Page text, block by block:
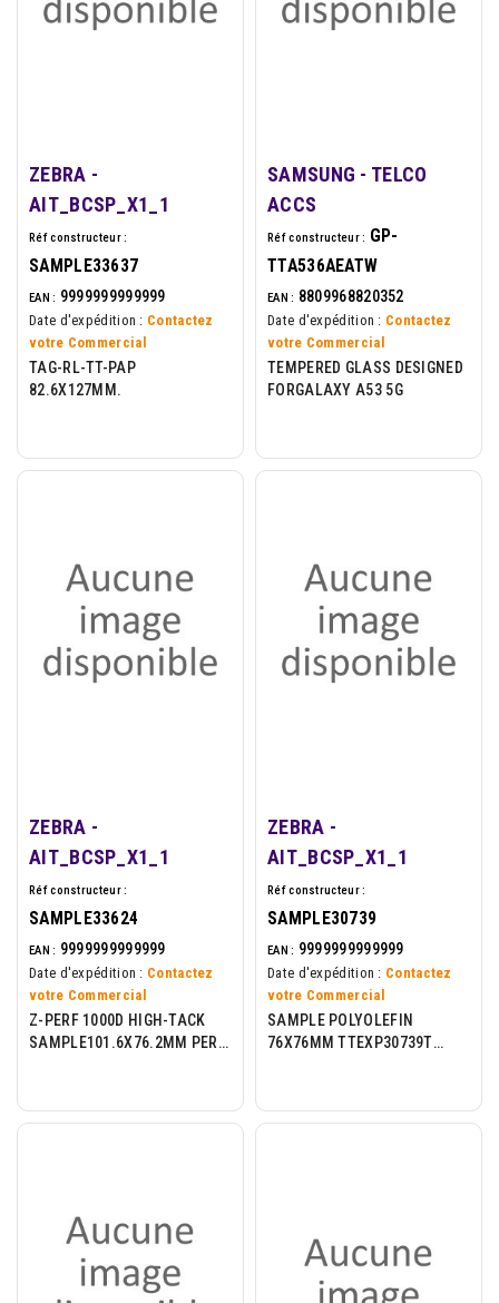
ZEBRA -
AIT_BCSP_X1_1
Réf constructeur :
SAMPLE33637
EAN : 9999999999999
Date d'expédition : Contactez
votre Commercial
TAG-RL-TT-PAP
82.6X127MM.
SAMSUNG - TELCO
ACCS
Réf constructeur : GP-
TTA536AEATW
EAN : 8809968820352
Date d'expédition : Contactez
votre Commercial
TEMPERED GLASS DESIGNED
FORGALAXY A53 5G
ZEBRA -
AIT_BCSP_X1_1
Réf constructeur :
SAMPLE33624
EAN : 9999999999999
Date d'expédition : Contactez
votre Commercial
Z-PERF 1000D HIGH-TACK
SAMPLE101.6X76.2MM PERM
ZEBRA -
AIT_BCSP_X1_1
Réf constructeur :
SAMPLE30739
EAN : 9999999999999
Date d'expédition : Contactez
votre Commercial
SAMPLE POLYOLEFIN
76X76MM TTEXP30739T